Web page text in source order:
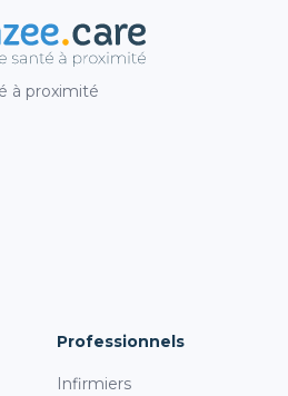
à proximité
Professionnels
Infirmiers